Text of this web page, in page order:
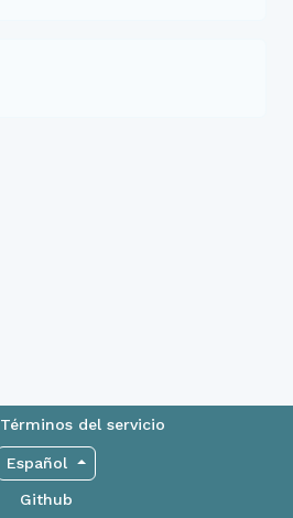
Términos del servicio
Español
Github